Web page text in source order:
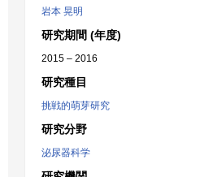
岩本 晃明
研究期間 (年度)
2015 – 2016
研究種目
挑戦的萌芽研究
研究分野
泌尿器科学